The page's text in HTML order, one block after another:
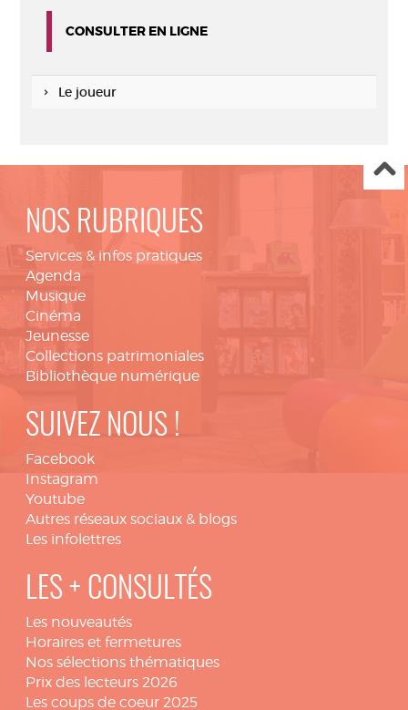
CONSULTER EN LIGNE
Le joueur
NOS RUBRIQUES
Services & infos pratiques
Agenda
Musique
Cinéma
Jeunesse
Collections patrimoniales
Bibliothèque numérique
SUIVEZ NOUS !
Facebook
Instagram
Youtube
Autres réseaux sociaux & blogs
Les infolettres
LES + CONSULTÉS
Les nouveautés
Horaires et fermetures
Nos sélections thématiques
Prix des lecteurs 2026
Les coups de coeur 2025